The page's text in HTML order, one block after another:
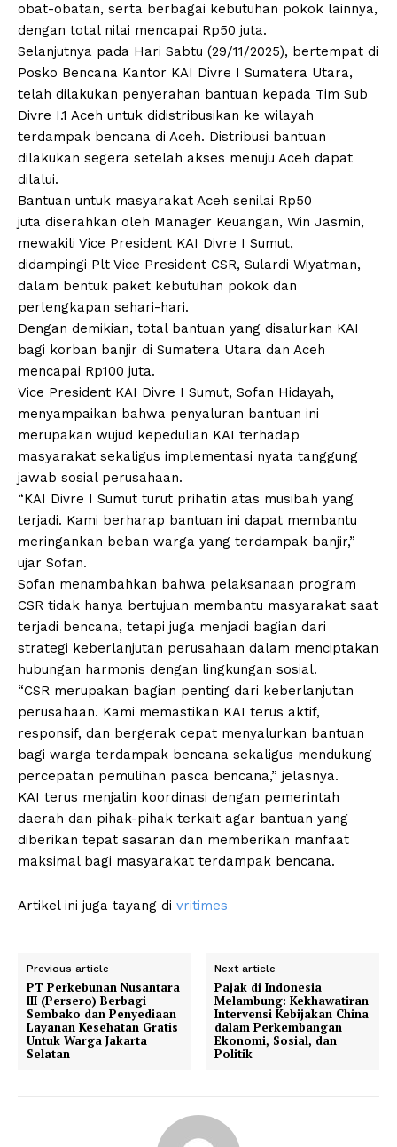
obat-obatan, serta berbagai kebutuhan pokok lainnya,
dengan total nilai mencapai Rp50 juta.
Selanjutnya pada Hari Sabtu (29/11/2025), bertempat di
Posko Bencana Kantor KAI Divre I Sumatera Utara,
telah dilakukan penyerahan bantuan kepada Tim Sub
Divre I.1 Aceh untuk didistribusikan ke wilayah
terdampak bencana di Aceh. Distribusi bantuan
dilakukan segera setelah akses menuju Aceh dapat
dilalui.
Bantuan untuk masyarakat Aceh senilai Rp50
juta diserahkan oleh Manager Keuangan, Win Jasmin,
mewakili Vice President KAI Divre I Sumut,
didampingi Plt Vice President CSR, Sulardi Wiyatman,
dalam bentuk paket kebutuhan pokok dan
perlengkapan sehari-hari.
Dengan demikian, total bantuan yang disalurkan KAI
bagi korban banjir di Sumatera Utara dan Aceh
mencapai Rp100 juta.
Vice President KAI Divre I Sumut, Sofan Hidayah,
menyampaikan bahwa penyaluran bantuan ini
merupakan wujud kepedulian KAI terhadap
masyarakat sekaligus implementasi nyata tanggung
jawab sosial perusahaan.
“KAI Divre I Sumut turut prihatin atas musibah yang
terjadi. Kami berharap bantuan ini dapat membantu
meringankan beban warga yang terdampak banjir,”
ujar Sofan.
Sofan menambahkan bahwa pelaksanaan program
CSR tidak hanya bertujuan membantu masyarakat saat
terjadi bencana, tetapi juga menjadi bagian dari
strategi keberlanjutan perusahaan dalam menciptakan
hubungan harmonis dengan lingkungan sosial.
“CSR merupakan bagian penting dari keberlanjutan
perusahaan. Kami memastikan KAI terus aktif,
responsif, dan bergerak cepat menyalurkan bantuan
bagi warga terdampak bencana sekaligus mendukung
percepatan pemulihan pasca bencana,” jelasnya.
KAI terus menjalin koordinasi dengan pemerintah
daerah dan pihak-pihak terkait agar bantuan yang
diberikan tepat sasaran dan memberikan manfaat
maksimal bagi masyarakat terdampak bencana.
Artikel ini juga tayang di vritimes
Previous article
PT Perkebunan Nusantara
III (Persero) Berbagi
Sembako dan Penyediaan
Layanan Kesehatan Gratis
Untuk Warga Jakarta
Selatan
Next article
Pajak di Indonesia
Melambung: Kekhawatiran
Intervensi Kebijakan China
dalam Perkembangan
Ekonomi, Sosial, dan
Politik